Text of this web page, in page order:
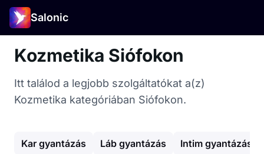
Salonic
Kozmetika Siófokon
Itt találod a legjobb szolgáltatókat a(z)
Kozmetika kategóriában Siófokon.
Kar gyantázás Láb gyantázás Intim gyantázás